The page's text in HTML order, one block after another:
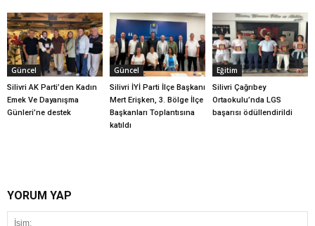
Güncel
Silivri AK Parti’den Kadın
Emek Ve Dayanışma
Günleri’ne destek
Güncel
Silivri İYİ Parti İlçe Başkanı
Mert Erişken, 3. Bölge İlçe
Başkanları Toplantısına
katıldı
Eğitim
Silivri Çağrıbey
Ortaokulu’nda LGS
başarısı ödüllendirildi
YORUM YAP